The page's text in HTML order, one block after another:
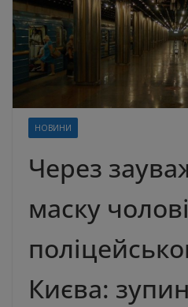
НОВИНИ
Через
маску
Києва: